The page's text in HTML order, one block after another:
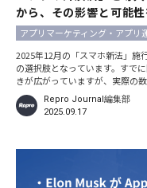
から、その影響と可能
アプリマーケティング・アプリ
2025年12月の「スマホ新法」施
の選択肢となっています。すで
きが広がっていますが、実際の
とんど存在しないのが実状です
Epic Games対Apple裁判の影響
をもとに、その影響や可能性に
Repro Journal編集部
2025.09.17